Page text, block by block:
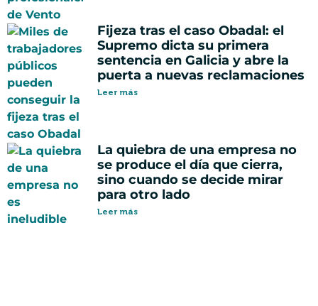
Fijeza tras el caso Obadal: el
Supremo dicta su primera
sentencia en Galicia y abre la
puerta a nuevas reclamaciones
Leer más
La quiebra de una empresa no
se produce el día que cierra,
sino cuando se decide mirar
para otro lado
Leer más